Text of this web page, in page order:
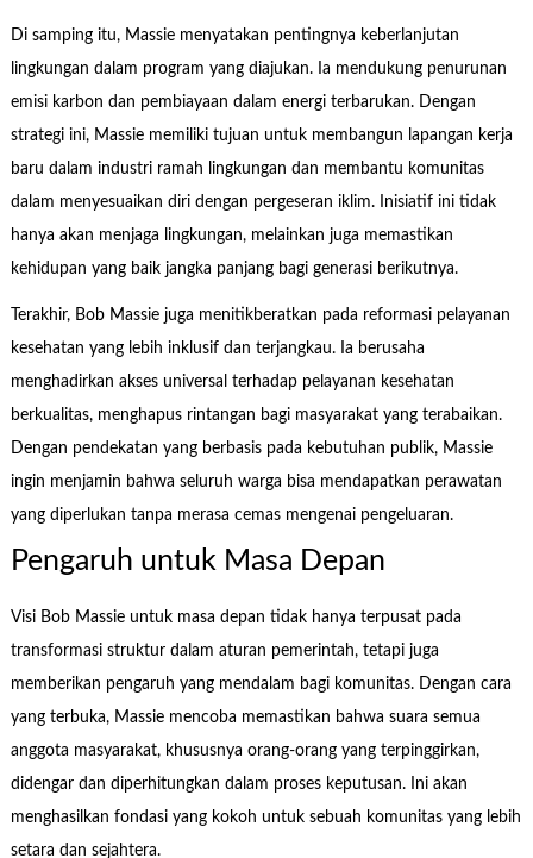
Di samping itu, Massie menyatakan pentingnya keberlanjutan
lingkungan dalam program yang diajukan. Ia mendukung penurunan
emisi karbon dan pembiayaan dalam energi terbarukan. Dengan
strategi ini, Massie memiliki tujuan untuk membangun lapangan kerja
baru dalam industri ramah lingkungan dan membantu komunitas
dalam menyesuaikan diri dengan pergeseran iklim. Inisiatif ini tidak
hanya akan menjaga lingkungan, melainkan juga memastikan
kehidupan yang baik jangka panjang bagi generasi berikutnya.
Terakhir, Bob Massie juga menitikberatkan pada reformasi pelayanan
kesehatan yang lebih inklusif dan terjangkau. Ia berusaha
menghadirkan akses universal terhadap pelayanan kesehatan
berkualitas, menghapus rintangan bagi masyarakat yang terabaikan.
Dengan pendekatan yang berbasis pada kebutuhan publik, Massie
ingin menjamin bahwa seluruh warga bisa mendapatkan perawatan
yang diperlukan tanpa merasa cemas mengenai pengeluaran.
Pengaruh untuk Masa Depan
Visi Bob Massie untuk masa depan tidak hanya terpusat pada
transformasi struktur dalam aturan pemerintah, tetapi juga
memberikan pengaruh yang mendalam bagi komunitas. Dengan cara
yang terbuka, Massie mencoba memastikan bahwa suara semua
anggota masyarakat, khususnya orang-orang yang terpinggirkan,
didengar dan diperhitungkan dalam proses keputusan. Ini akan
menghasilkan fondasi yang kokoh untuk sebuah komunitas yang lebih
setara dan sejahtera.